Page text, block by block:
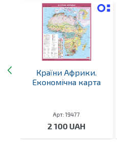
Країни Африки.
Економічна карта
Арт: 19477
2 100 UAH